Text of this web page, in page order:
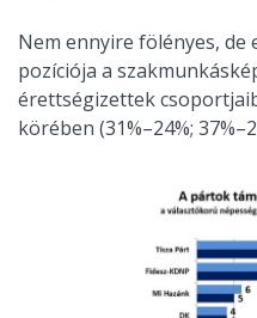
Nem ennyire fölényes, de
pozíciója a
érettségizettek
körében (31%–24%;